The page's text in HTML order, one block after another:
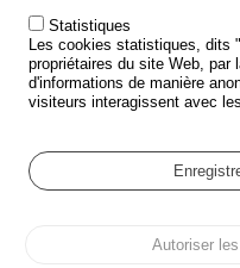
POLITIQUE DE SÉCURITÉ
Outils
AGENDA
GLOSSAIRE
Cookie settings
Protection
Statistiques
Les cookies statistiques, dits
propriétaires du site Web,
d'informations de manière
visiteurs interagissent avec
Autoriser